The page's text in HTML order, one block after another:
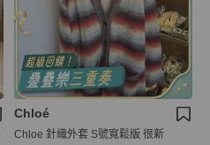
Chloé
Chloe 針織外套 S號寬鬆版 很新